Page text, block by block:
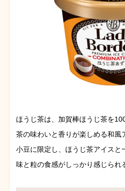
ほうじ茶は、加賀棒ほうじ茶を
茶の味わいと香りが楽しめる和風
小豆に限定し、ほうじ茶アイスと
味と粒の食感がしっかり感じられ